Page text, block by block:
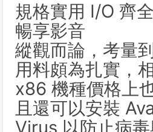
規格實用 I/O 齊
暢享影音
縱觀而論，考量
用料頗為扎實，
x86 機種價格上
且還可以安裝
Virus 以防止病